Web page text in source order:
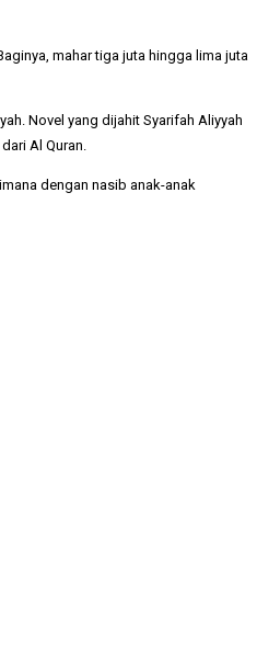
mahar tiga juta hingga lima juta
Novel yang dijahit Syarifah Aliyyah
Al Quran.
dengan nasib anak-anak